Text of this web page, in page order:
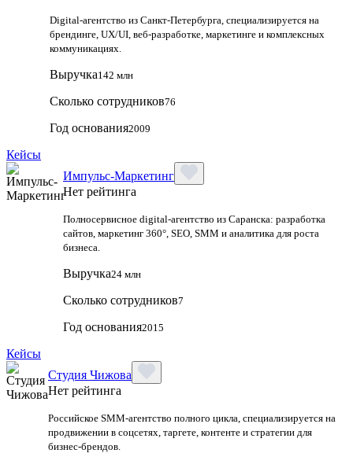
Digital-агентство из Санкт-Петербурга, специализируется на
брендинге, UX/UI, веб-разработке, маркетинге и комплексных
коммуникациях.
Выручка142 млн
Сколько сотрудников76
Год основания2009
Кейсы
Импульс-Маркетинг
Нет рейтинга
Полносервисное digital-агентство из Саранска: разработка
сайтов, маркетинг 360°, SEO, SMM и аналитика для роста
бизнеса.
Выручка24 млн
Сколько сотрудников7
Год основания2015
Кейсы
Студия Чижова
Нет рейтинга
Российское SMM-агентство полного цикла, специализируется на
продвижении в соцсетях, таргете, контенте и стратегии для
бизнес-брендов.